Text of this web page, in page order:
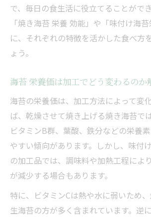
で、毎日の食生活に役立てることがで
「焼き海苔 栄養 効能」や「味付け海
に、それぞれの特徴を活かした食べ方
ょう。
海苔 栄養価は加工でどう変わるのか
海苔の栄養価は、加工方法によって変
ば、乾燥させて焼き上げる焼き海苔で
ビタミンB群、葉酸、鉄分などの栄養
やすい傾向があります。しかし、味付
の加工品では、調味料や加熱工程によ
が減少する場合もあります。
特に、ビタミンCは熱や水に弱いため
生海苔の方が多く含まれています。逆